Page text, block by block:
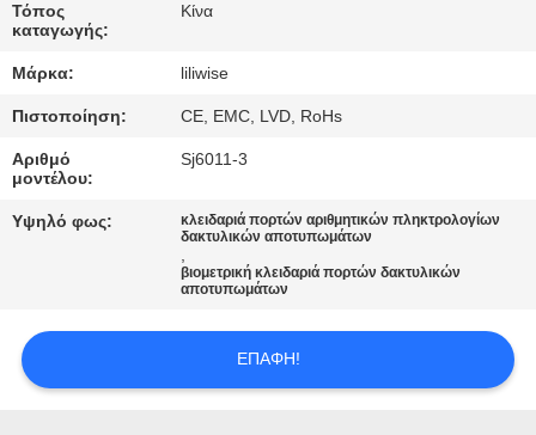
ΕΛΆΤΕ
ΣΕ
ΕΠΑΦΉ
ΕΙΔΉΣΕΙΣ
SITEMAP
Τόπος
καταγωγής:
Κίνα
Μάρκα: liliwise
Πιστοποίηση: CE, EMC, LVD, RoHs
Αριθμό
μοντέλου:
Sj6011-3
Υψηλό φως:
κλειδαριά πορτών αριθμητικών πληκτρολογίων
δακτυλικών αποτυπωμάτων
,
βιομετρική κλειδαριά πορτών δακτυλικών
αποτυπωμάτων
ΕΠΑΦΉ!